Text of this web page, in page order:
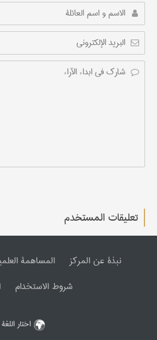
تعليقات المستخدم
نبذة عن المرکز المساهمة
شروط الاستخدام
اختار اللغة